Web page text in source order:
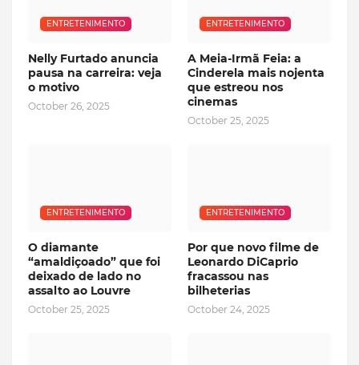
ENTRETENIMENTO
Nelly Furtado anuncia
pausa na carreira: veja
o motivo
October 26, 2025
ENTRETENIMENTO
A Meia-Irmã Feia: a
Cinderela mais nojenta
que estreou nos
cinemas
October 25, 2025
ENTRETENIMENTO
O diamante
“amaldiçoado” que foi
deixado de lado no
assalto ao Louvre
October 25, 2025
ENTRETENIMENTO
Por que novo filme de
Leonardo DiCaprio
fracassou nas
bilheterias
October 24, 2025